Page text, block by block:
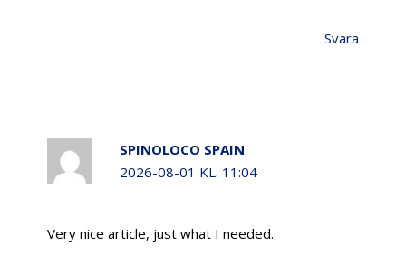
Svara
SPINOLOCO SPAIN
2026-08-01 KL. 11:04
Very nice article, just what I needed.